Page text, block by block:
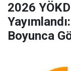
2026
Boyunca